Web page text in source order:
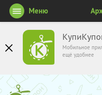
Мобильное
ещё удобнее
Меню